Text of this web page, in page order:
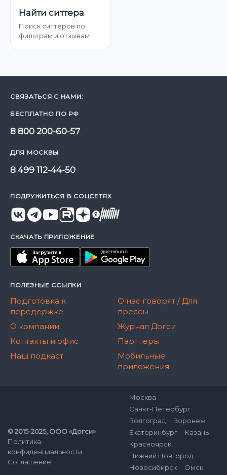
Найти ситтера
Поиск ситтеров по
фильтрам и отзывам
СВЯЗАТЬСЯ С НАМИ:
БЕСПЛАТНО ПО РФ
8 800 200-60-57
ДЛЯ МОСКВЫ
8 499 112-44-50
ПОДРУЖИТЬСЯ В СОЦСЕТЯХ
СКАЧАТЬ ПРИЛОЖЕНИЕ
ПОЛЕЗНЫЕ ССЫЛКИ
Подготовка к
передержке
О компании
Контакты и офис
Наш подкаст
О нас говорят / Для
прессы
Журнал Догси
Партнеры
Мобильные
приложения
© 2015-2025, ООО «Догси»
Политика
конфиденциальности
Соглашение
Москва
Санкт-Петербург
Волгоград
Воронеж
Екатеринбург
Казань
Красноярск
Нижний Новгород
Новосибирск
Омск